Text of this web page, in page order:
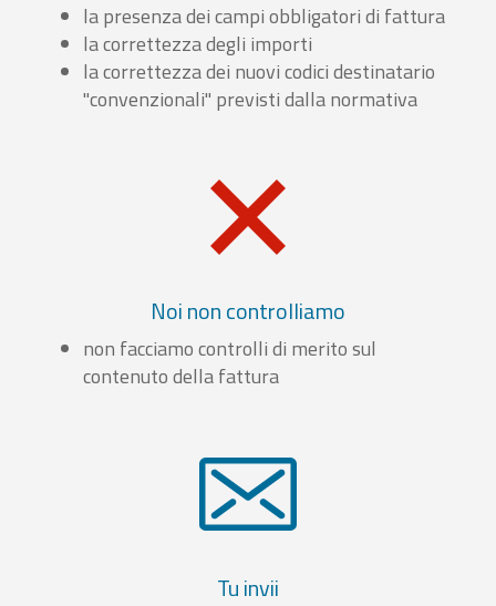
la presenza dei campi obbligatori di fattura
la correttezza degli importi
la correttezza dei nuovi codici destinatario
"convenzionali" previsti dalla normativa
Noi non controlliamo
non facciamo controlli di merito sul
contenuto della fattura
Tu invii